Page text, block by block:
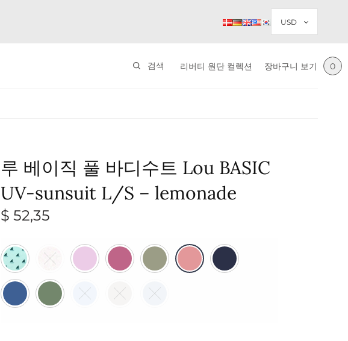
검색 리버티 원단 컬렉션 장바구니 보기 0
루 베이직 풀 바디수트 Lou BASIC
UV-sunsuit L/S – lemonade
$ 52,35